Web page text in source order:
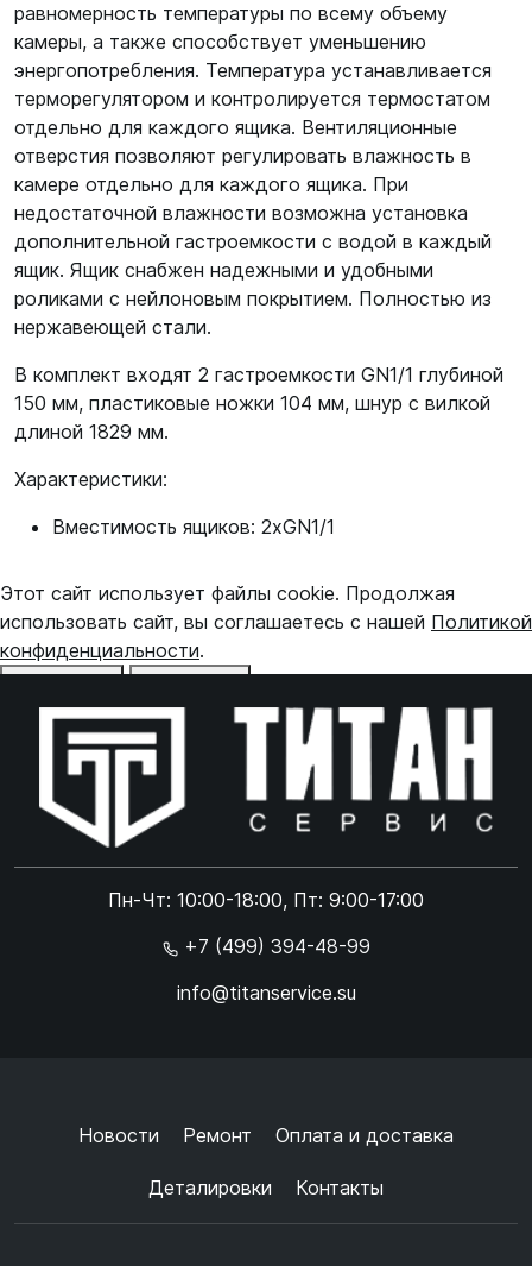
равномерность температуры по всему объему
камеры, а также способствует уменьшению
энергопотребления. Температура устанавливается
терморегулятором и контролируется термостатом
отдельно для каждого ящика. Вентиляционные
отверстия позволяют регулировать влажность в
камере отдельно для каждого ящика. При
недостаточной влажности возможна установка
дополнительной гастроемкости с водой в каждый
ящик. Ящик снабжен надежными и удобными
роликами с нейлоновым покрытием. Полностью из
нержавеющей стали.
В комплект входят 2 гастроемкости GN1/1 глубиной
150 мм, пластиковые ножки 104 мм, шнур с вилкой
длиной 1829 мм.
Характеристики:
Вместимость ящиков: 2хGN1/1
Пн-Чт: 10:00-18:00, Пт: 9:00-17:00
+7 (499) 394-48-99
info@titanservice.su
Новости Ремонт Оплата и доставка
Деталировки Контакты
Этот сайт использует файлы cookie. Продолжая
использовать сайт, вы соглашаетесь с нашей Политикой
конфиденциальности.
Online чат
Online чат